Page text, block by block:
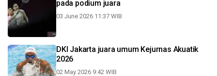
pada podium juara
03 June 2026 11:37 WIB
DKI Jakarta juara umum Kejurnas Akuatik
2026
02 May 2026 9:42 WIB